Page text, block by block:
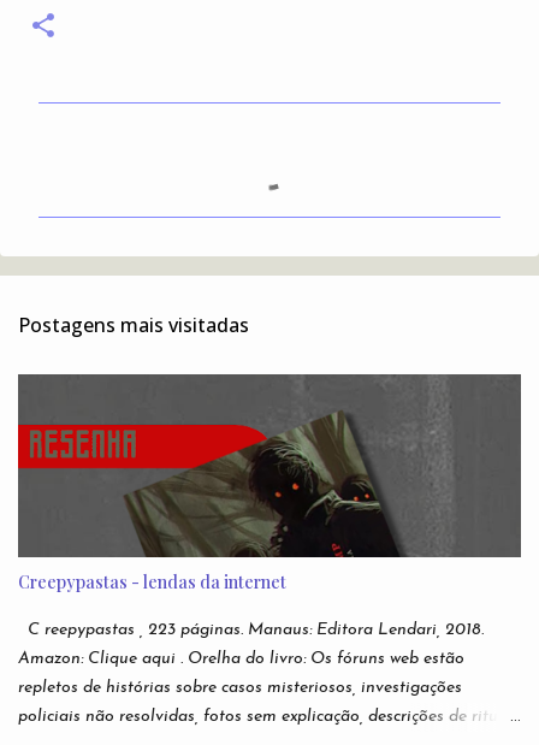
n
r
o
Postagens mais visitadas
Creepypastas - lendas da internet
C reepypastas , 223 páginas. Manaus: Editora Lendari, 2018.
Amazon: Clique aqui . Orelha do livro: Os fóruns web estão
repletos de histórias sobre casos misteriosos, investigações
policiais não resolvidas, fotos sem explicação, descrições de rituais